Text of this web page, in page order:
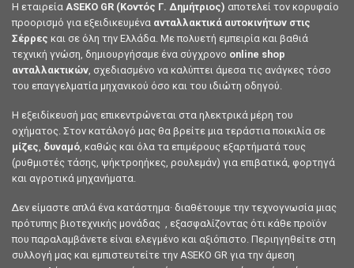
Η εταιρεία ASEKO GR (Κοντός Γ. Δημήτριος) αποτελεί τον κορυφαίο
προορισμό για εξειδικευμένα ανταλλακτικά αυτοκινήτων στις
Σέρρες και σε όλη την Ελλάδα. Με πολυετή εμπειρία και βαθιά
τεχνική γνώση, δημιουργήσαμε ένα σύγχρονο online shop
ανταλλακτικών, σχεδιασμένο να καλύπτει άμεσα τις ανάγκες τόσο
του επαγγελματία μηχανικού όσο και του ιδιώτη οδηγού.
Η εξειδίκευσή μας επικεντρώνεται στα ηλεκτρικά μέρη του
οχήματος. Στον κατάλογό μας θα βρείτε μια τεράστια ποικιλία σε
μίζες, δυναμό, καθώς και όλα τα επιμέρους εξαρτήματά τους
(ρυθμιστές τάσης, ψήκτροηήκες, ρουλεμάν) για επιβατικά, φορτηγά
και αγροτικά μηχανήματα.
Δεν είμαστε απλά ένα κατάστημα· διαθέτουμε την τεχνογνωσία μιας
πρότυπης βιοτεχνικής μονάδας , εξασφαλίζοντας ότι κάθε προϊόν
που παραλαμβάνετε είναι ελεγμένο και αξιόπιστο. Περιηγηθείτε στη
συλλογή μας και εμπιστευτείτε την ASEKO GR για την άμεση